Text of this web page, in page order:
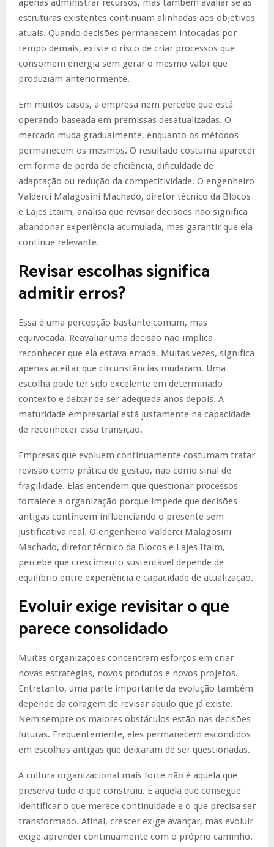
apenas administrar recursos, mas também avaliar se as
estruturas existentes continuam alinhadas aos objetivos
atuais. Quando decisões permanecem intocadas por
tempo demais, existe o risco de criar processos que
consomem energia sem gerar o mesmo valor que
produziam anteriormente.
Em muitos casos, a empresa nem percebe que está
operando baseada em premissas desatualizadas. O
mercado muda gradualmente, enquanto os métodos
permanecem os mesmos. O resultado costuma aparecer
em forma de perda de eficiência, dificuldade de
adaptação ou redução da competitividade. O engenheiro
Valderci Malagosini Machado, diretor técnico da Blocos
e Lajes Itaim, analisa que revisar decisões não significa
abandonar experiência acumulada, mas garantir que ela
continue relevante.
Revisar escolhas significa
admitir erros?
Essa é uma percepção bastante comum, mas
equivocada. Reavaliar uma decisão não implica
reconhecer que ela estava errada. Muitas vezes, significa
apenas aceitar que circunstâncias mudaram. Uma
escolha pode ter sido excelente em determinado
contexto e deixar de ser adequada anos depois. A
maturidade empresarial está justamente na capacidade
de reconhecer essa transição.
Empresas que evoluem continuamente costumam tratar
revisão como prática de gestão, não como sinal de
fragilidade. Elas entendem que questionar processos
fortalece a organização porque impede que decisões
antigas continuem influenciando o presente sem
justificativa real. O engenheiro Valderci Malagosini
Machado, diretor técnico da Blocos e Lajes Itaim,
percebe que crescimento sustentável depende de
equilíbrio entre experiência e capacidade de atualização.
Evoluir exige revisitar o que
parece consolidado
Muitas organizações concentram esforços em criar
novas estratégias, novos produtos e novos projetos.
Entretanto, uma parte importante da evolução também
depende da coragem de revisar aquilo que já existe.
Nem sempre os maiores obstáculos estão nas decisões
futuras. Frequentemente, eles permanecem escondidos
em escolhas antigas que deixaram de ser questionadas.
A cultura organizacional mais forte não é aquela que
preserva tudo o que construiu. É aquela que consegue
identificar o que merece continuidade e o que precisa ser
transformado. Afinal, crescer exige avançar, mas evoluir
exige aprender continuamente com o próprio caminho.